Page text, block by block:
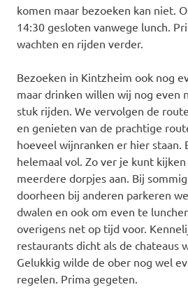
komen maar bezoeken kan niet.
14:30 gesloten vanwege lunch.
wachten en rijden verder.
Bezoeken in Kintzheim ook nog
maar drinken willen wij nog even
stuk rijden. We vervolgen de
en genieten van de prachtige
hoeveel wijnranken er hier staan.
helemaal vol. Zo ver je kunt
meerdere dorpjes aan. Bij
doorheen bij anderen parkeren
dwalen en ook om even te
overigens net op tijd voor.
restaurants dicht als de chateaus
Gelukkig wilde de ober nog wel
regelen. Prima gegeten.